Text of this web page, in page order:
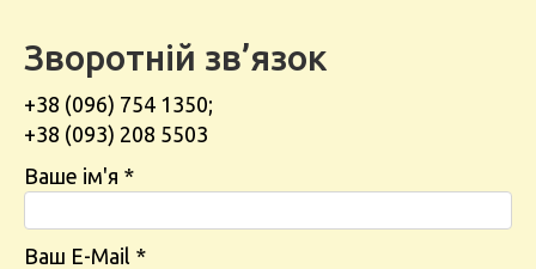
Зворотній зв’язок
+38 (096) 754 1350;
+38 (093) 208 5503
Ваше ім'я *
Ваш E-Mail *